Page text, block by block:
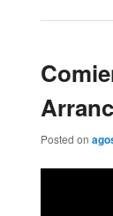
Posted on